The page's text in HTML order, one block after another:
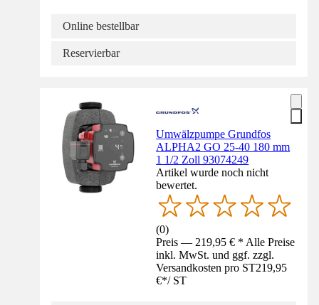
Online bestellbar
Reservierbar
Umwälzpumpe Grundfos
ALPHA2 GO 25-40 180 mm
1 1/2 Zoll 93074249
Artikel wurde noch nicht
bewertet.
(0)
Preis — 219,95 € * Alle Preise
inkl. MwSt. und ggf. zzgl.
Versandkosten pro ST219,95
€*/ ST